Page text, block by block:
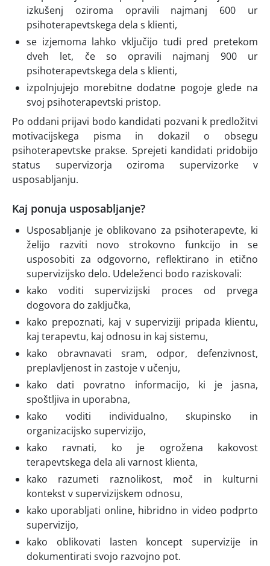
izkušenj oziroma opravili najmanj 600 ur
psihoterapevtskega dela s klienti,
se izjemoma lahko vključijo tudi pred pretekom
dveh let, če so opravili najmanj 900 ur
psihoterapevtskega dela s klienti,
izpolnjujejo morebitne dodatne pogoje glede na
svoj psihoterapevtski pristop.
Po oddani prijavi bodo kandidati pozvani k predložitvi
motivacijskega pisma in dokazil o obsegu
psihoterapevtske prakse. Sprejeti kandidati pridobijo
status supervizorja oziroma supervizorke v
usposabljanju.
Kaj ponuja usposabljanje?
Usposabljanje je oblikovano za psihoterapevte, ki
želijo razviti novo strokovno funkcijo in se
usposobiti za odgovorno, reflektirano in etično
supervizijsko delo. Udeleženci bodo raziskovali:
kako voditi supervizijski proces od prvega
dogovora do zaključka,
kako prepoznati, kaj v superviziji pripada klientu,
kaj terapevtu, kaj odnosu in kaj sistemu,
kako obravnavati sram, odpor, defenzivnost,
preplavljenost in zastoje v učenju,
kako dati povratno informacijo, ki je jasna,
spoštljiva in uporabna,
kako voditi individualno, skupinsko in
organizacijsko supervizijo,
kako ravnati, ko je ogrožena kakovost
terapevtskega dela ali varnost klienta,
kako razumeti raznolikost, moč in kulturni
kontekst v supervizijskem odnosu,
kako uporabljati online, hibridno in video podprto
supervizijo,
kako oblikovati lasten koncept supervizije in
dokumentirati svojo razvojno pot.